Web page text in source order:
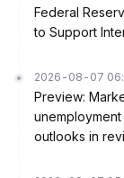
Federal
to Support
2026-08-07
Preview:
outlooks in